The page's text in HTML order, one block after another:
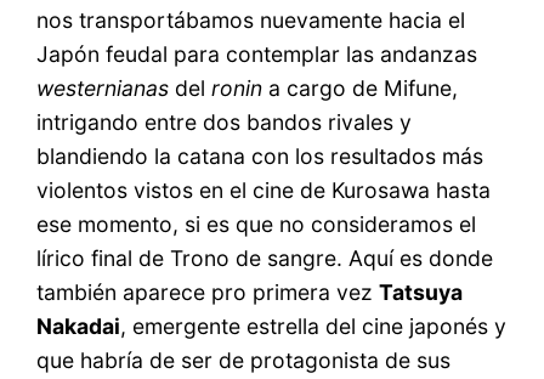
nos transportábamos nuevamente hacia el
Japón feudal para contemplar las andanzas
westernianas delronin a cargo de Mifune,
intrigando entre dos bandos rivales y
blandiendo la catana con los resultados más
violentos vistos en el cine de Kurosawa hasta
ese momento, si es que no consideramos el
lírico final de Trono de sangre. Aquí es donde
también aparece pro primera vezTatsuya
Nakadai, emergente estrella del cine japonés y
que habría de ser de protagonista de sus